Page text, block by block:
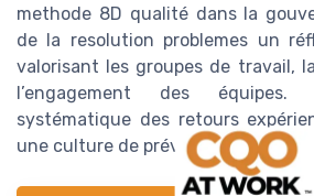
methode 8D qualité dans la
de la resolution problemes un
valorisant les groupes de travail,
l’engagement des équipes.
systématique des retours
une culture de prévention et